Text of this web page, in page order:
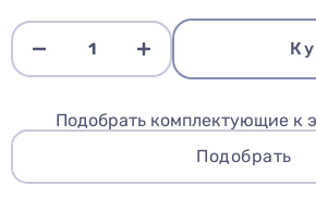
Подобрать комплектующие к
Подобрать